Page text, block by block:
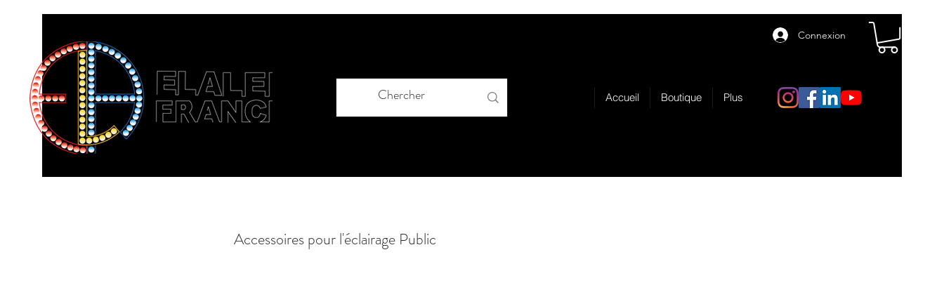
Connexion
Accueil Boutique Plus
Accessoires pour l'éclairage Public